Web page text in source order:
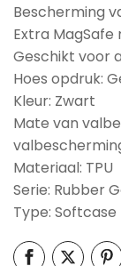
Bescherming
Extra MagSafe
Geschikt voor
Hoes opdruk:
Kleur: Zwart
Mate van
Materiaal: TPU
Serie: Rubber
Type: Softcase